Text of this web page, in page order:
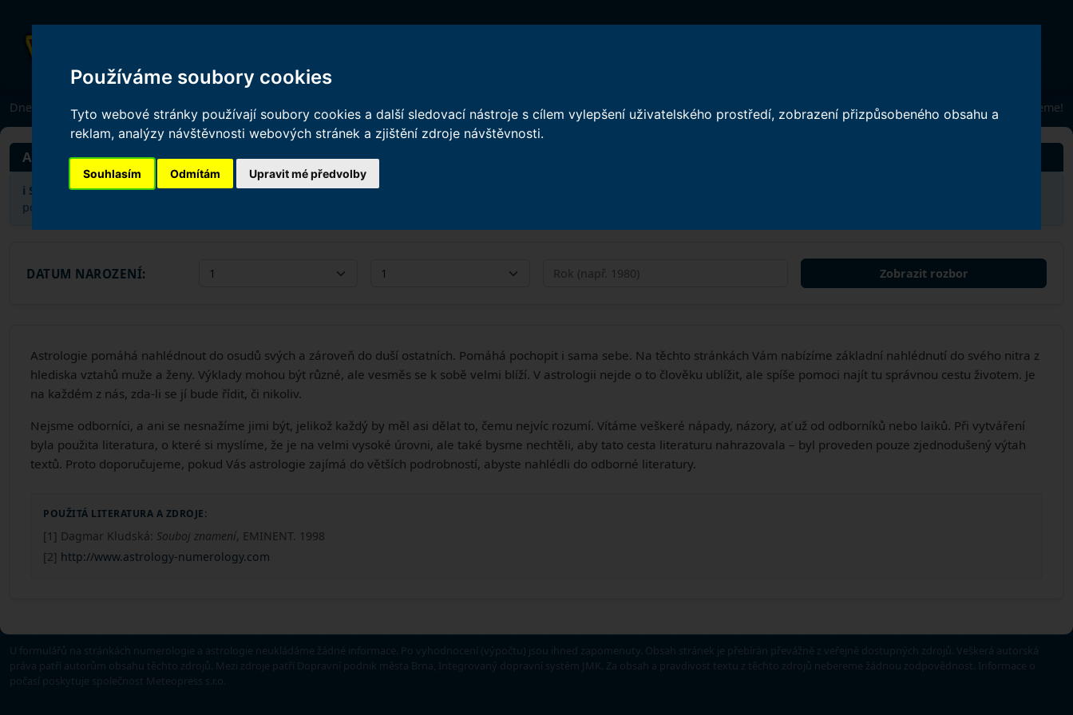
Používáme soubory cookies
Tyto webové stránky používají soubory cookies a další sledovací nástroje s cílem vylepšení uživatelského prostředí, zobrazení přizpůsobeného obsahu a
reklam, analýzy návštěvnosti webových stránek a zjištění zdroje návštěvnosti.
Souhlasím Odmítám Upravit mé předvolby
Dnes je: 08.08.2026 Svátek máSoběslav , zítra: Roman blahopřejeme!
ASTROLOGIE KLASICKÁ
ℹ️ Soukromí na prvním místě:Informace vyplněné ve formulářích jsou zpracované pouze pro okamžitý výstup. Žádná vámi zadaná data neukládáme ani nearchivujeme. Jsou zpracována
pouze v rámci výpočtu a vyhodnocení a po zobrazení výsledku ihned zapomenuta.
DATUM NAROZENÍ: Zobrazit rozbor
Astrologie pomáhá nahlédnout do osudů svých a zároveň do duší ostatních. Pomáhá pochopit i sama sebe. Na těchto stránkách Vám nabízíme základní nahlédnutí do svého nitra z
hlediska vztahů muže a ženy. Výklady mohou být různé, ale vesměs se k sobě velmi blíží. V astrologii nejde o to člověku ublížit, ale spíše pomoci najít tu správnou cestu životem. Je
na každém z nás, zda-li se jí bude řídit, či nikoliv.
Nejsme odborníci, a ani se nesnažíme jimi být, jelikož každý by měl asi dělat to, čemu nejvíc rozumí. Vítáme veškeré nápady, názory, ať už od odborníků nebo laiků. Při vytváření
byla použita literatura, o které si myslíme, že je na velmi vysoké úrovni, ale také bysme nechtěli, aby tato cesta literaturu nahrazovala – byl proveden pouze zjednodušený výtah
textů. Proto doporučujeme, pokud Vás astrologie zajímá do větších podrobností, abyste nahlédli do odborné literatury.
POUŽITÁ LITERATURA A ZDROJE:
[1] Dagmar Kludská: Souboj znamení, EMINENT. 1998
[2] http://www.astrology-numerology.com
U formulářů na stránkách numerologie a astrologie neukládáme žádné informace. Po vyhodnocení (výpočtu) jsou ihned zapomenuty. Obsah stránek je přebírán převážně z veřejně dostupných zdrojů. Veškerá autorská
práva patří autorům obsahu těchto zdrojů. Mezi zdroje patří Dopravní podnik města Brna, Integrovaný dopravní systém JMK. Za obsah a pravdivost textu z těchto zdrojů nebereme žádnou zodpovědnost. Informace o
počasí poskytuje společnost Meteopress s.r.o.